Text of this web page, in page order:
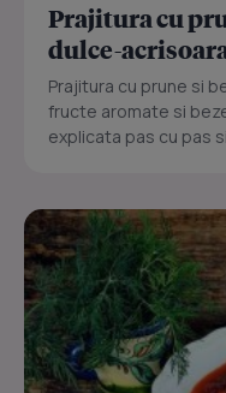
Prajitura cu
dulce-
Prajitura cu prune si
fructe aromate si
explicata pas cu pas